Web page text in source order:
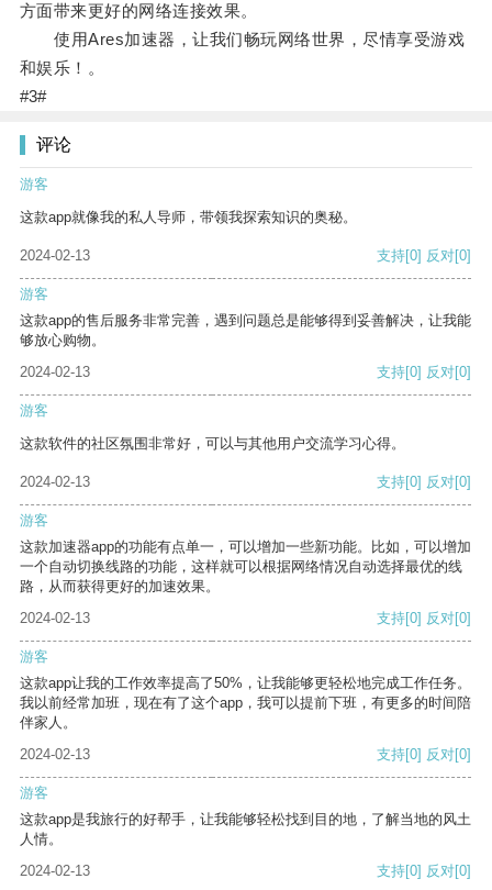
方面带来更好的网络连接效果。
使用Ares加速器，让我们畅玩网络世界，尽情享受游戏
和娱乐！。
#3#
评论
游客
这款app就像我的私人导师，带领我探索知识的奥秘。
2024-02-13 支持[0] 反对[0]
游客
这款app的售后服务非常完善，遇到问题总是能够得到妥善解决，让我能
够放心购物。
2024-02-13
支持[0] 反对[0]
游客
这款软件的社区氛围非常好，可以与其他用户交流学习心得。
2024-02-13 支持[0] 反对[0]
游客
这款加速器app的功能有点单一，可以增加一些新功能。比如，可以增加
一个自动切换线路的功能，这样就可以根据网络情况自动选择最优的线
路，从而获得更好的加速效果。
2024-02-13
支持[0] 反对[0]
游客
这款app让我的工作效率提高了50%，让我能够更轻松地完成工作任务。
我以前经常加班，现在有了这个app，我可以提前下班，有更多的时间陪
伴家人。
2024-02-13
支持[0] 反对[0]
游客
这款app是我旅行的好帮手，让我能够轻松找到目的地，了解当地的风土
人情。
2024-02-13
支持[0] 反对[0]